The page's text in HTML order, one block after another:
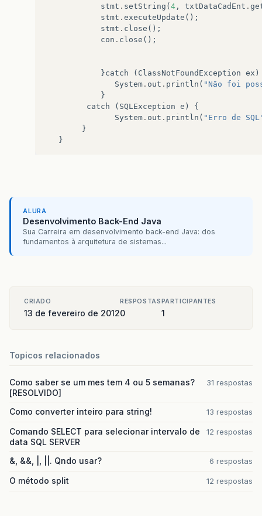
stmt . setString ( 4 , txtDataCadEnt .
stmt . executeUpdate ();
stmt . close ();
con . close ();
}catch ( ClassNotFoundException ex )
System . out . println ( "Não foi
}
catch
( SQLException e )
{
System . out . println ( "Erro de
}
}
ALURA
Desenvolvimento Back-End Java
Sua Carreira em desenvolvimento back-end Java: dos
fundamentos à arquitetura de sistemas...
CRIADO
13 de fevereiro de 2012
RESPOSTAS
0
PARTICIPANTES
1
Topicos relacionados
Como saber se um mes tem 4 ou 5 semanas?
[RESOLVIDO]
31 respostas
Como converter inteiro para string! 13 respostas
Comando SELECT para selecionar intervalo de
data SQL SERVER
12 respostas
&, &&, |, ||. Qndo usar? 6 respostas
O método split 12 respostas